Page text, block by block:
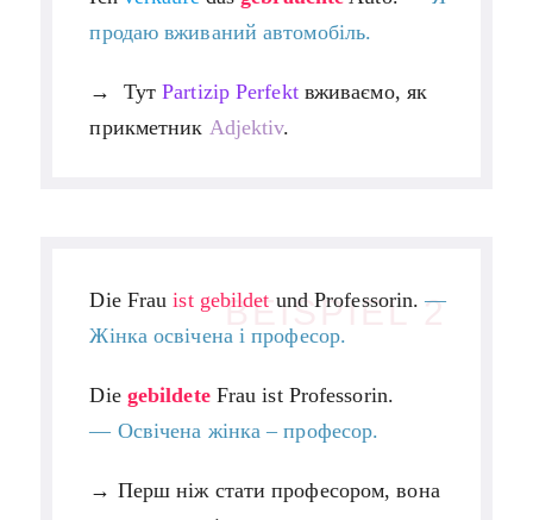
продаю вживаний автомобіль.
→ ТутPartizip Perfektвживаємо, як
прикметник Adjektiv.
BEISPIEL 2
Die Frauist gebildet und Professorin. —
Жінка освічена і професор.
Die gebildeteFrau ist Professorin.
— Освічена жінка – професор.
→ Перш ніж стати професором, вона